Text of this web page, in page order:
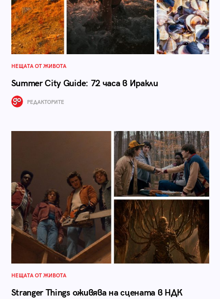
НЕЩАТА ОТ ЖИВОТА
Summer City Guide: 72 часа в Иракли
РЕДАКТОРИТЕ
НЕЩАТА ОТ ЖИВОТА
Stranger Things оживява на сцената в НДК